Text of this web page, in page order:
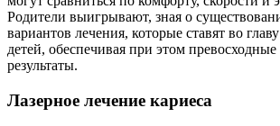
Родители выигрывают, зная о
вариантов лечения, которые ставят во
детей, обеспечивая при этом
результаты.
Лазерное лечение кариеса